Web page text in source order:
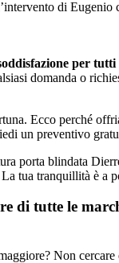
di Eugenio
per
domanda o
Ecco perché
un preventivo
porta blindata
tua tranquillità è a
di tutte le
Non